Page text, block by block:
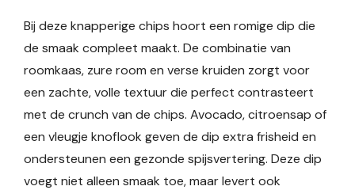
Bij deze knapperige chips hoort een romige dip die
de smaak compleet maakt. De combinatie van
roomkaas, zure room en verse kruiden zorgt voor
een zachte, volle textuur die perfect contrasteert
met de crunch van de chips. Avocado, citroensap of
een vleugje knoflook geven de dip extra frisheid en
ondersteunen een gezonde spijsvertering. Deze dip
voegt niet alleen smaak toe, maar levert ook